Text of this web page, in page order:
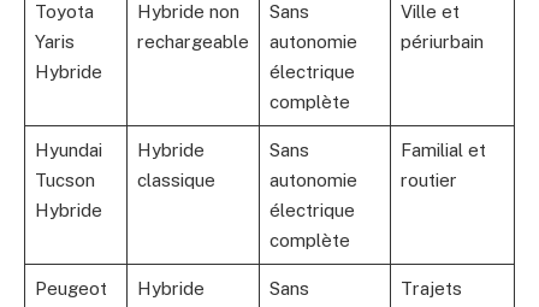
Toyota
Yaris
Hybride
Hybride non
rechargeable
Sans
autonomie
électrique
complète
Ville et
périurbain
Hyundai
Tucson
Hybride
Hybride
classique
Sans
autonomie
électrique
complète
Familial et
routier
Peugeot
Hybride
Sans
Trajets